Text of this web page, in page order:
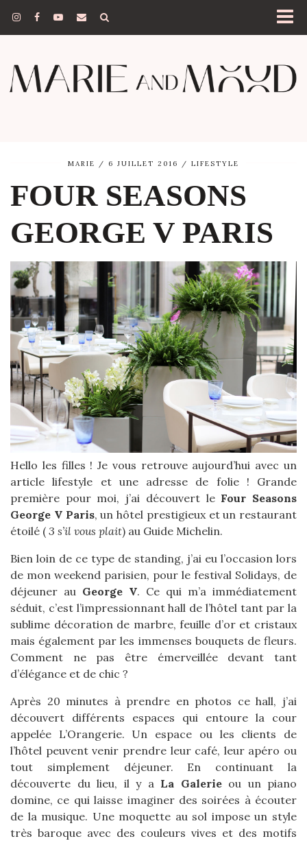
MARIE 6 JUILLET 2016 LIFESTYLE
FOUR SEASONS
GEORGE V PARIS
Hello les filles ! Je vous retrouve aujourd’hui avec un
article lifestyle et une adresse de folie ! Grande
première pour moi, j’ai découvert le Four Seasons
George V Paris, un hôtel prestigieux et un restaurant
étoilé ( 3 s’il vous plait) au Guide Michelin.
Bien loin de ce type de standing, j’ai eu l’occasion lors
de mon weekend parisien, pour le festival Solidays, de
déjeuner au George V. Ce qui m’a immédiatement
séduit, c’est l’impressionnant hall de l’hôtel tant par la
sublime décoration de marbre, feuille d’or et cristaux
mais également par les immenses bouquets de fleurs.
Comment ne pas être émerveillée devant tant
d’élégance et de chic ?
Après 20 minutes à prendre en photos ce hall, j’ai
découvert différents espaces qui entoure la cour
appelée L’Orangerie. Un espace ou les clients de
l’hôtel peuvent venir prendre leur café, leur apéro ou
tout simplement déjeuner. En continuant la
découverte du lieu, il y a La Galerieou un piano
domine, ce qui laisse imaginer des soirées à écouter
de la musique. Une moquette au sol impose un style
très baroque avec des couleurs vives et des motifs